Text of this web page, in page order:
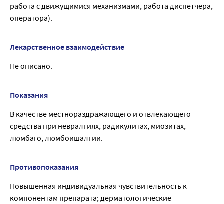
работа с движущимися механизмами, работа диспетчера,
оператора).
Лекарственное взаимодействие
Не описано.
Показания
В качестве местнораздражающего и отвлекающего
средства при невралгиях, радикулитах, миозитах,
люмбаго, люмбоишалгии.
Противопоказания
Повышенная индивидуальная чувствительность к
компонентам препарата; дерматологические